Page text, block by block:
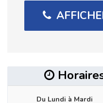
Du Lundi à Mardi